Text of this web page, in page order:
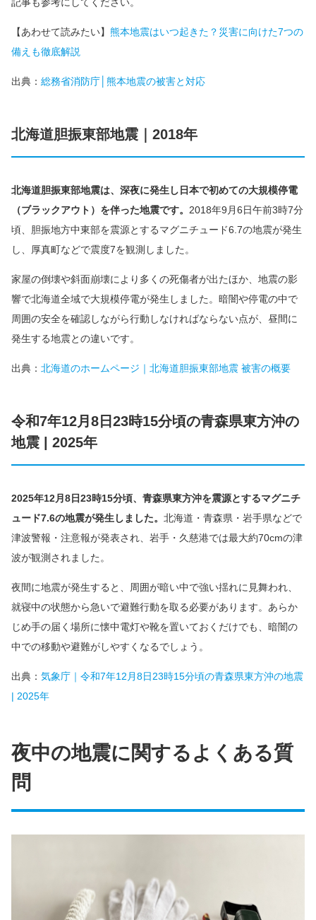
【あわせて読みたい】 熊本地震はいつ起きた？災害に向けた7つの
備えも徹底解説
出典： 総務省消防庁│熊本地震の被害と対応
北海道胆振東部地震｜2018年
北海道胆振東部地震は、深夜に発生し日本で初めての大規模停電
（ブラックアウト）を伴った地震です。 2018年9月6日午前3時7分
頃、胆振地方中東部を震源とするマグニチュード6.7の地震が発生
し、厚真町などで震度7を観測しました。
家屋の倒壊や斜面崩壊により多くの死傷者が出たほか、地震の影
響で北海道全域で大規模停電が発生しました。暗闇や停電の中で
周囲の安全を確認しながら行動しなければならない点が、昼間に
発生する地震との違いです。
出典： 北海道のホームページ｜北海道胆振東部地震 被害の概要
令和7年12月8日23時15分頃の青森県東方沖の
地震 | 2025年
2025年12月8日23時15分頃、青森県東方沖を震源とするマグニチ
ュード7.6の地震が発生しました。 北海道・青森県・岩手県などで
津波警報・注意報が発表され、岩手・久慈港では最大約70cmの津
波が観測されました。
夜間に地震が発生すると、周囲が暗い中で強い揺れに見舞われ、
就寝中の状態から急いで避難行動を取る必要があります。あらか
じめ手の届く場所に懐中電灯や靴を置いておくだけでも、暗闇の
中での移動や避難がしやすくなるでしょう。
出典： 気象庁｜令和7年12月8日23時15分頃の青森県東方沖の地震
| 2025年
夜中の地震に関するよくある質
問